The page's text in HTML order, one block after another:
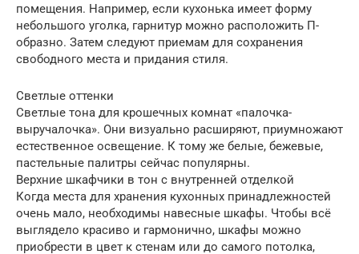
помещения. Например, если кухонька имеет форму
небольшого уголка, гарнитур можно расположить П-
образно. Затем следуют приемам для сохранения
свободного места и придания стиля.
Светлые оттенки
Светлые тона для крошечных комнат «палочка-
выручалочка». Они визуально расширяют, приумножают
естественное освещение. К тому же белые, бежевые,
пастельные палитры сейчас популярны.
Верхние шкафчики в тон с внутренней отделкой
Когда места для хранения кухонных принадлежностей
очень мало, необходимы навесные шкафы. Чтобы всё
выглядело красиво и гармонично, шкафы можно
приобрести в цвет к стенам или до самого потолка,